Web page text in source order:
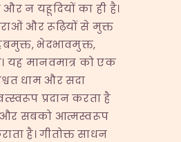
न यहूदियों का ही है।
और रूढ़ियों से मुक्त
भेदभावमुक्त,
यह मानवमात्र को एक
धाम और सदा
प्रदान करता है
और सबको आत्मस्वरूप
है। गीतोक्त साधन